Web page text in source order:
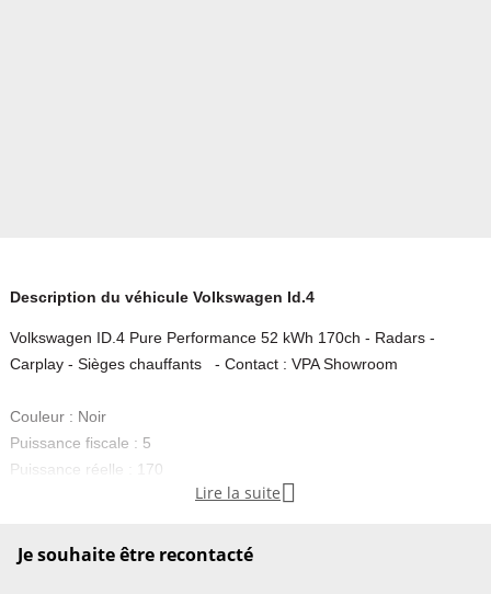
Description du véhicule Volkswagen Id.4
Volkswagen ID.4 Pure Performance 52 kWh 170ch - Radars -
Carplay - Sièges chauffants - Contact : VPA Showroom
Couleur : Noir
Puissance fiscale : 5
Puissance réelle : 170
, contactez-nous .......................... INFORMATIONS........................
Lire la suite 
Je souhaite être recontacté